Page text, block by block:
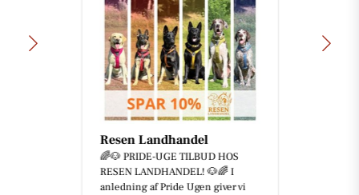
Resen Landhandel
🌈🐶 PRIDE-UGE TILBUD HOS
RESEN LANDHANDEL! 🐶🌈 I
anledning af Pride Ugen giver vi